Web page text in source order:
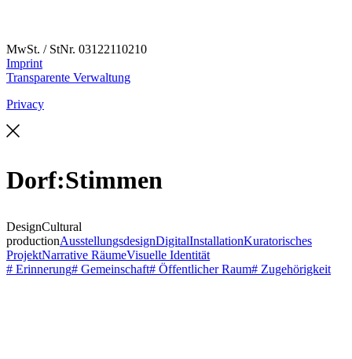
MwSt. / StNr. 03122110210
Imprint
Transparente Verwaltung
Privacy
Dorf:Stimmen
DesignCultural
productionAusstellungsdesignDigitalInstallationKuratorisches
ProjektNarrative RäumeVisuelle Identität
# Erinnerung# Gemeinschaft# Öffentlicher Raum# Zugehörigkeit